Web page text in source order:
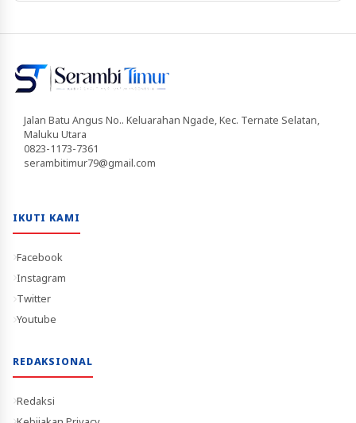
Jalan Batu Angus No.. Keluarahan Ngade, Kec. Ternate Selatan,
Maluku Utara
0823-1173-7361
serambitimur79@gmail.com
IKUTI KAMI
Facebook
Instagram
Twitter
Youtube
REDAKSIONAL
Redaksi